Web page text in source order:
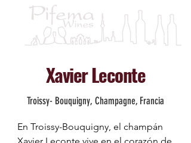
Xavier Leconte
Troissy- Bouquigny, Champagne, Francia
En Troissy-Bouquigny, el champán